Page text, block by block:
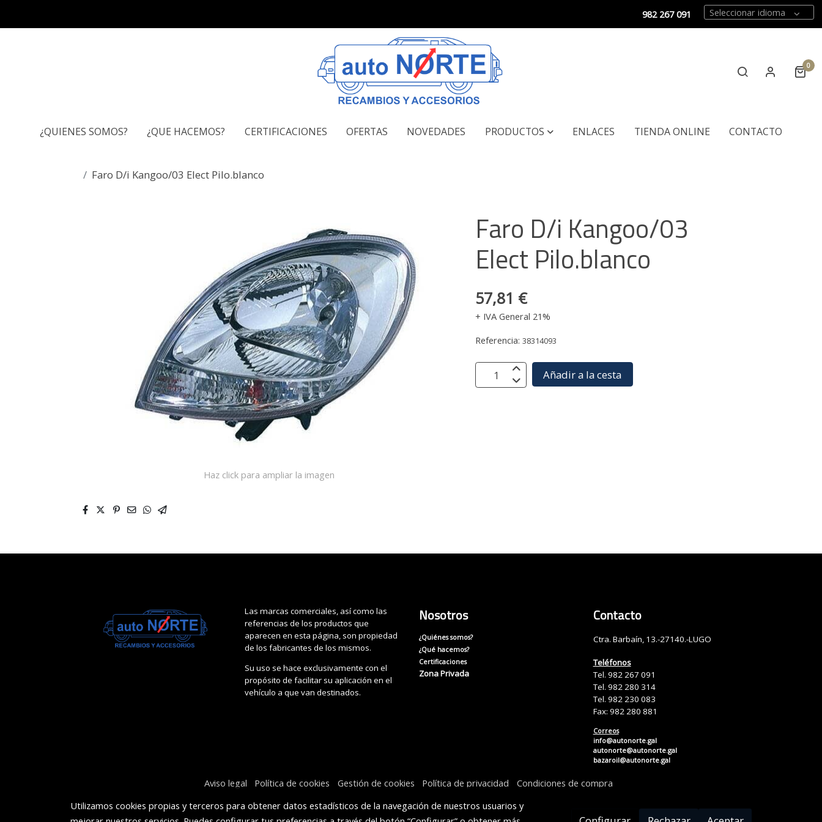
982 267 091 Seleccionar idioma
0
¿QUIENES SOMOS? ¿QUE HACEMOS? CERTIFICACIONES OFERTAS NOVEDADES PRODUCTOS ENLACES TIENDA ONLINE CONTACTO
Faro D/i Kangoo/03 Elect Pilo.blanco
Haz click para ampliar la imagen
Faro D/i Kangoo/03
Elect Pilo.blanco
57,81 €
+ IVA General 21%
Referencia:38314093
Añadir a la cesta
Las marcas comerciales, así como las
referencias de los productos que
aparecen en esta página, son propiedad
de los fabricantes de los mismos.
Su uso se hace exclusivamente con el
propósito de facilitar su aplicación en el
vehículo a que van destinados.
Nosotros
¿Quiénes somos?
¿Qué hacemos?
Certificaciones
Zona Privada
Contacto
Ctra. Barbaín, 13.-27140.-LUGO
Teléfonos
Tel. 982 267 091
Tel. 982 280 314
Tel. 982 230 083
Fax: 982 280 881
Correos
info@autonorte.gal
autonorte@autonorte.gal
bazaroil@autonorte.gal
Aviso legal Política de cookies Gestión de cookies Política de privacidad
Condiciones de compra
Utilizamos cookies propias y terceros para obtener datos estadísticos de la navegación de nuestros usuarios y